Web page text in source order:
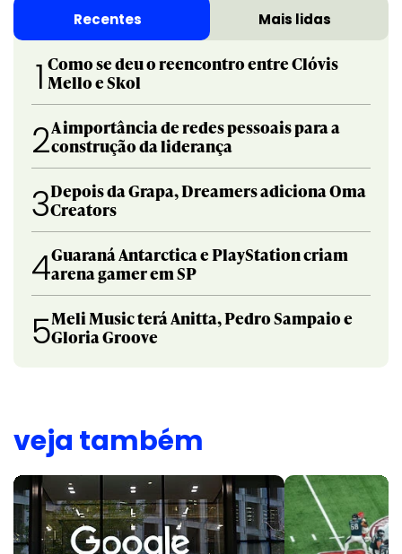
Recentes Mais lidas
1 Como se deu o reencontro entre Clóvis
Mello e Skol
2A importância de redes pessoais para a
construção da liderança
3Depois da Grapa, Dreamers adiciona Oma
Creators
4Guaraná Antarctica e PlayStation criam
arena gamer em SP
5Meli Music terá Anitta, Pedro Sampaio e
Gloria Groove
veja também